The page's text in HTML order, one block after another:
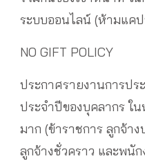
ระบบออนไลน์ (ห้ามแค
NO GIFT POLICY
ประกาศรายงานการปร
ประจำปีของบุคลากร ใ
มาก (ข้าราชการ ลูกจ้า
ลูกจ้างชั่วคราว และพนั